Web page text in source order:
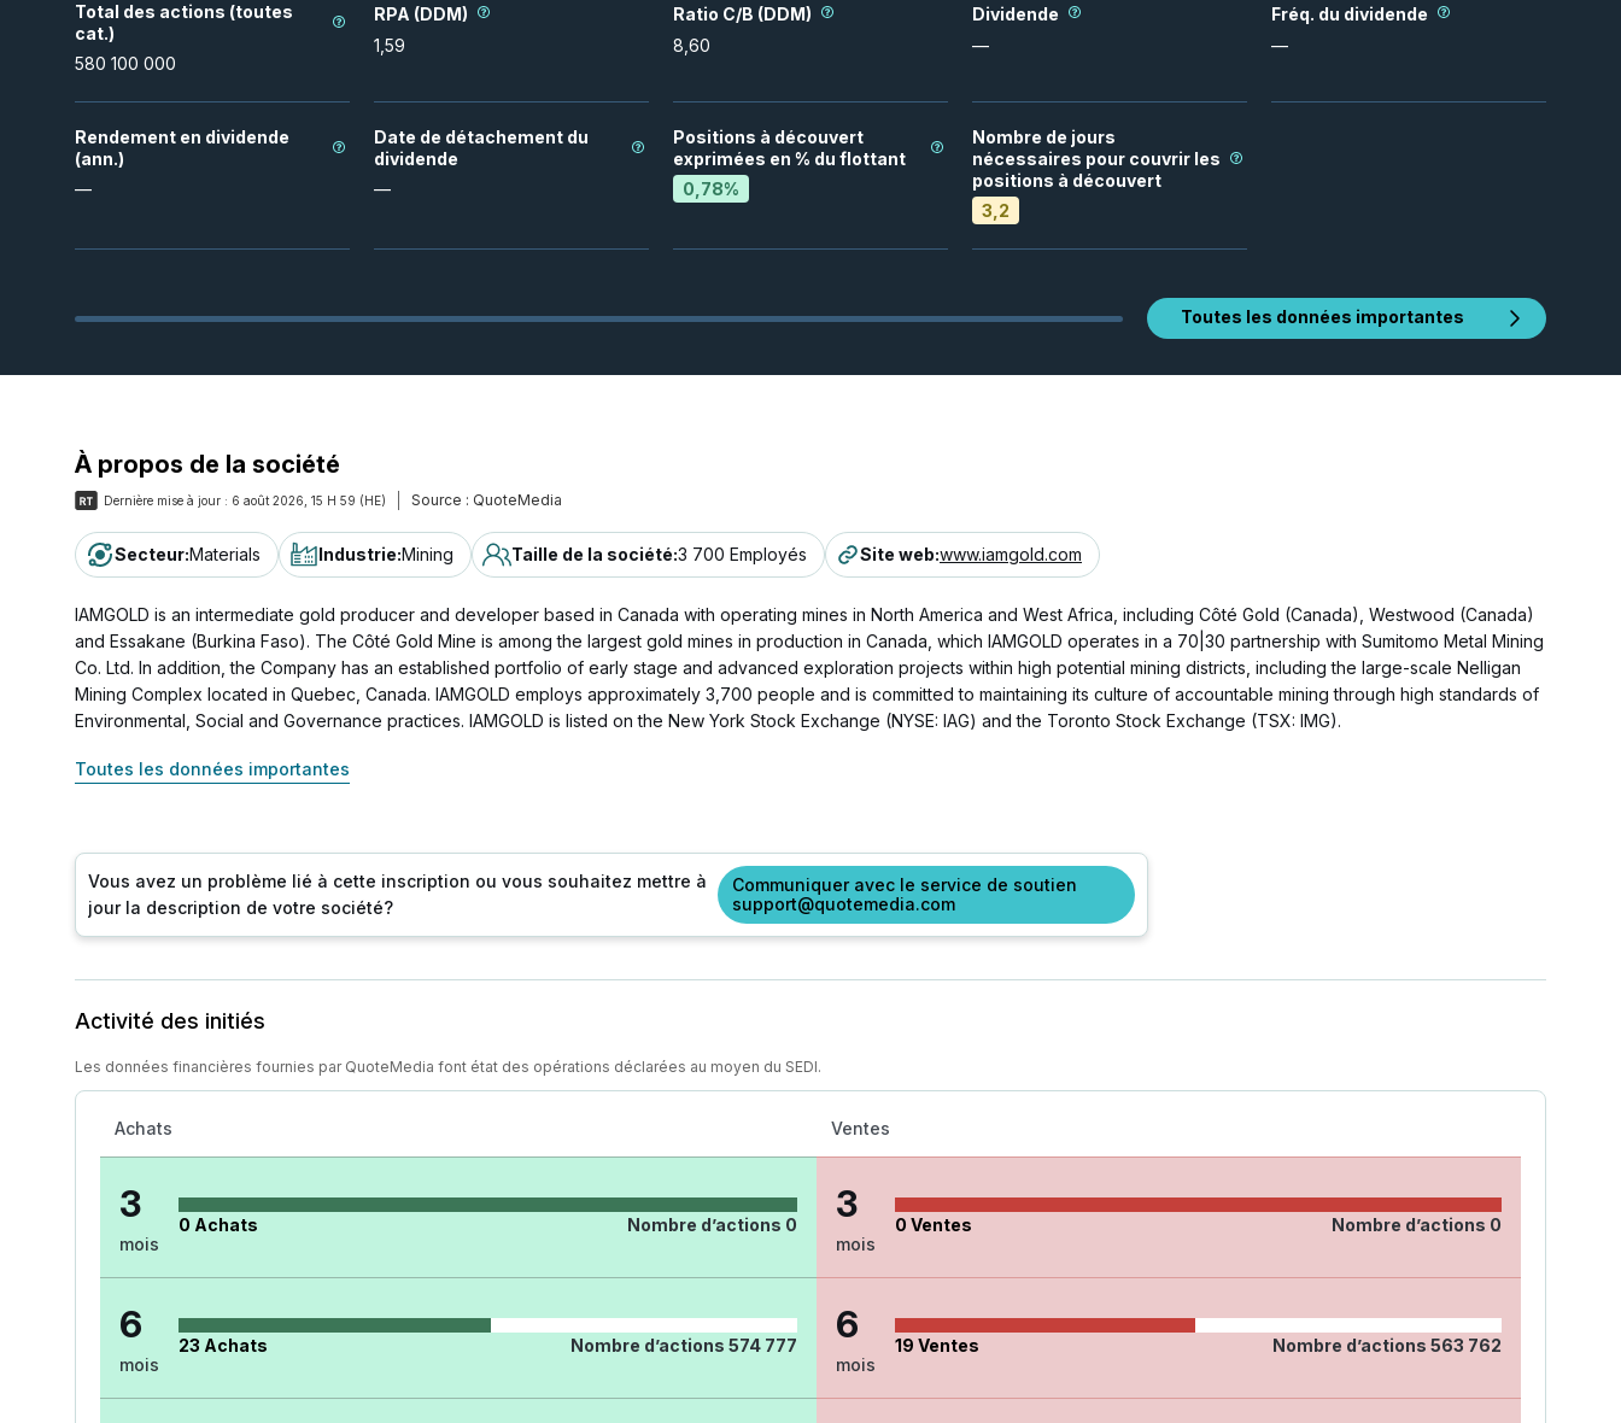
Total des actions (toutes
cat.)
580 100 000
RPA (DDM)
1,59
Ratio C/B (DDM)
8,60
Dividende
—
Fréq. du dividende
—
Rendement en dividende
(ann.)
—
Date de détachement du
dividende
—
Positions à découvert
exprimées en % du flottant
0,78%
Nombre de jours
nécessaires pour couvrir les
positions à découvert
3,2
Toutes les données importantes
À propos de la société
Dernière mise à jour : 6 août 2026, 15 H 59 (HE) Source : QuoteMedia
Secteur:Materials Industrie:Mining Taille de la société:3 700 Employés Site web:www.iamgold.com
IAMGOLD is an intermediate gold producer and developer based in Canada with operating mines in North America and West Africa, including Côté Gold (Canada), Westwood (Canada)
and Essakane (Burkina Faso). The Côté Gold Mine is among the largest gold mines in production in Canada, which IAMGOLD operates in a 70|30 partnership with Sumitomo Metal Mining
Co. Ltd. In addition, the Company has an established portfolio of early stage and advanced exploration projects within high potential mining districts, including the large-scale Nelligan
Mining Complex located in Quebec, Canada. IAMGOLD employs approximately 3,700 people and is committed to maintaining its culture of accountable mining through high standards of
Environmental, Social and Governance practices. IAMGOLD is listed on the New York Stock Exchange (NYSE: IAG) and the Toronto Stock Exchange (TSX: IMG).
Toutes les données importantes
Vous avez un problème lié à cette inscription ou vous souhaitez mettre à
jour la description de votre société?
Communiquer avec le service de soutien
support@quotemedia.com
Activité des initiés
Les données financières fournies par QuoteMedia font état des opérations déclarées au moyen du SEDI.
Achats
3
mois
0 Achats Nombre d’actions 0
6
mois
23 Achats Nombre d’actions 574 777
Ventes
3
mois
0 Ventes Nombre d’actions 0
6
mois
19 Ventes Nombre d’actions 563 762